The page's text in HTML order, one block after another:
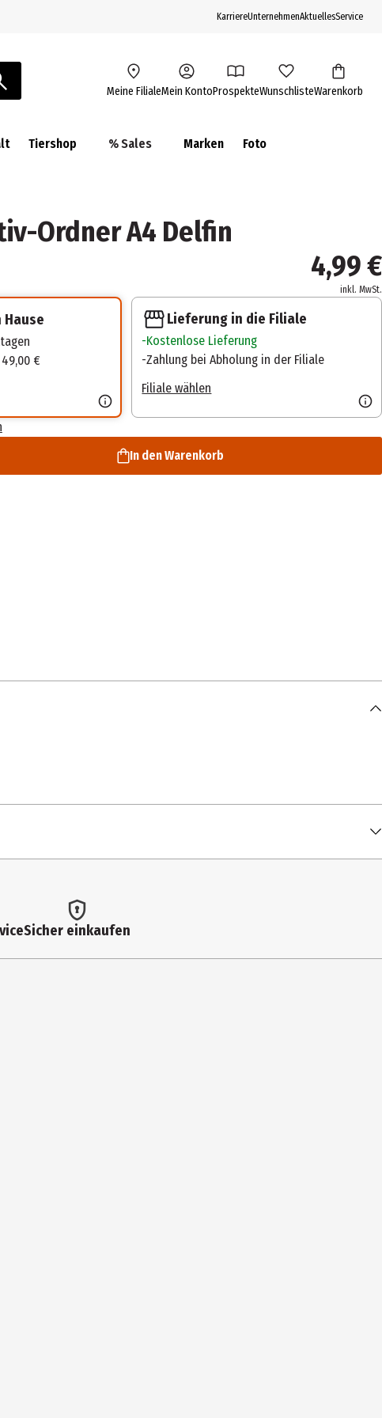
KarriereUnternehmenAktuellesService
Meine FilialeMein KontoProspekteWunschlisteWarenkorb
Tiershop % Sales Marken Foto
Ordner A4 Delfin
4,99 €
inkl. MwSt.
€
Lieferung in die Filiale
Kostenlose Lieferung
Zahlung bei Abholung in der Filiale
Filiale wählen
In den Warenkorb
Sicher einkaufen